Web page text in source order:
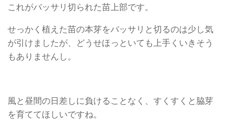
これがバッサリ切られた苗上部です。
せっかく植えた苗の本芽をバッサリと切るのは少し気
が引けましたが、どうせほっといても上手くいきそう
もありませんし。
風と昼間の日差しに負けることなく、すくすくと脇芽
を育ててほしいですね。